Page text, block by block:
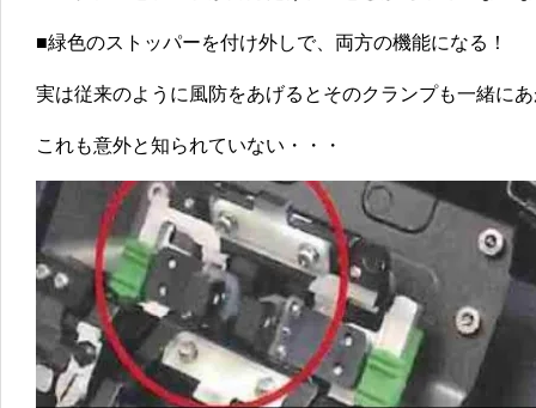
■緑色のストッパーを付け外しで、両方の機能になる！
実は従来のように風防をあげるとそのクランプも一緒に
これも意外と知られていない・・・